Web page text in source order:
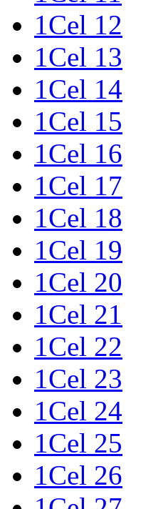
1Cel 12
1Cel 13
1Cel 14
1Cel 15
1Cel 16
1Cel 17
1Cel 18
1Cel 19
1Cel 20
1Cel 21
1Cel 22
1Cel 23
1Cel 24
1Cel 25
1Cel 26